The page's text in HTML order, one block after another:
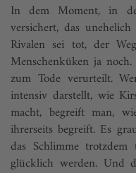
In dem Moment, in
versichert, das
Rivalen sei tot, der
Menschenküken ja
zum Tode verurteilt.
intensiv darstellt, wie
macht, begreift man,
ihrerseits begreift. Es
das Schlimme
glücklich werden. Und